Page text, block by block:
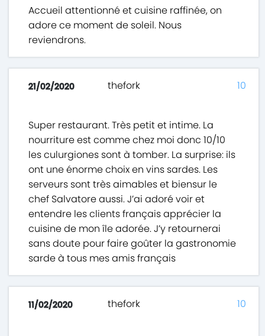
Accueil attentionné et cuisine raffinée, on
adore ce moment de soleil. Nous
reviendrons.
21/02/2020 thefork
Super restaurant. Très petit et intime. La
nourriture est comme chez moi donc 10/10
les culurgiones sont à tomber. La surprise: ils
ont une énorme choix en vins sardes. Les
serveurs sont très aimables et biensur le
chef Salvatore aussi. J’ai adoré voir et
entendre les clients français apprécier la
cuisine de mon île adorée. J’y retournerai
sans doute pour faire goûter la gastronomie
sarde à tous mes amis français
10
11/02/2020 thefork 10